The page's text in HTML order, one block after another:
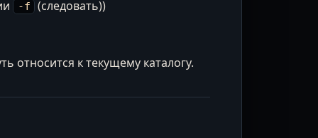
-f (следовать))
относится к текущему каталогу.